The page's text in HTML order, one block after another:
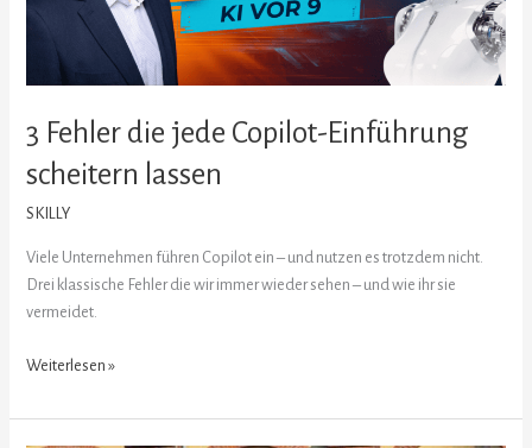
3 Fehler die jede Copilot-Einführung
scheitern lassen
SKILLY
Viele Unternehmen führen Copilot ein – und nutzen es trotzdem nicht.
Drei klassische Fehler die wir immer wieder sehen – und wie ihr sie
vermeidet.
Weiterlesen »